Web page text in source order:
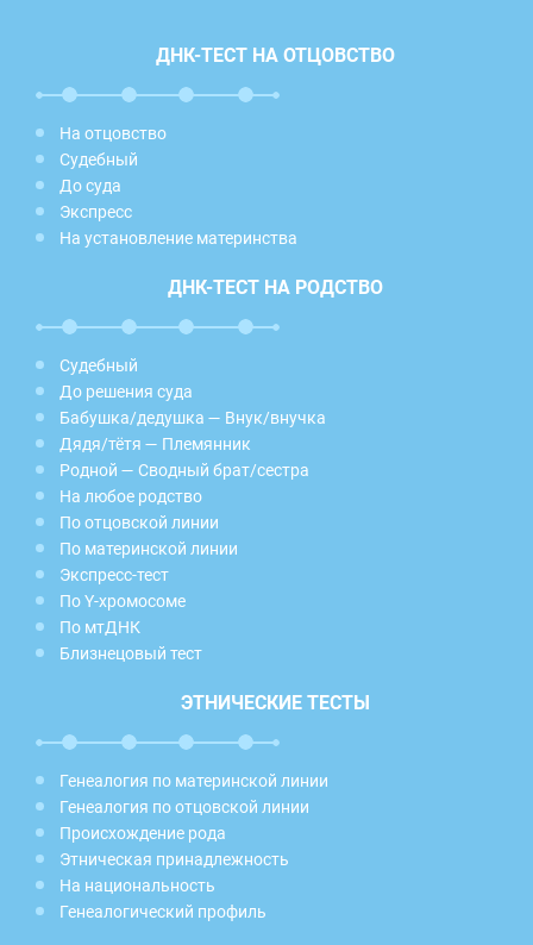
ДНК-ТЕСТ НА ОТЦОВСТВО
На отцовство
Судебный
До суда
Экспресс
На установление материнства
ДНК-ТЕСТ НА РОДСТВО
Судебный
До решения суда
Бабушка/дедушка — Внук/внучка
Дядя/тётя — Племянник
Родной — Сводный брат/сестра
На любое родство
По отцовской линии
По материнской линии
Экспресс-тест
По Y-хромосоме
По мтДНК
Близнецовый тест
ЭТНИЧЕСКИЕ ТЕСТЫ
Генеалогия по материнской линии
Генеалогия по отцовской линии
Происхождение рода
Этническая принадлежность
На национальность
Генеалогический профиль